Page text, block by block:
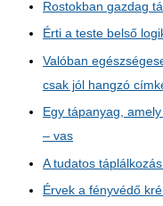
Rostokban gazdag
Érti a teste belső
Valóban
csak jól hangzó
Egy tápanyag,
– vas
A tudatos
Érvek a fényvédő